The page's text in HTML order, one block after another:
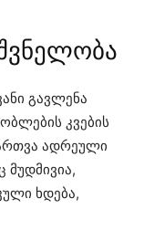
გავლენა
კვების
ადრეული
მუდმივია,
ხდება,